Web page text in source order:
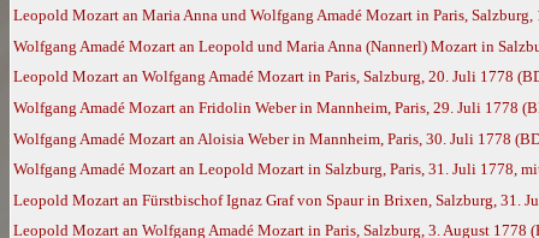
Leopold Mozart an Maria Anna und Wolfgang Amadé Mozart in Paris,
Wolfgang Amadé Mozart an Leopold und Maria Anna (Nannerl) Mozart in
Leopold Mozart an Wolfgang Amadé Mozart in Paris, Salzburg, 20. Juli 1778
Wolfgang Amadé Mozart an Fridolin Weber in Mannheim, Paris, 29. Juli 1778
Wolfgang Amadé Mozart an Aloisia Weber in Mannheim, Paris, 30. Juli 1778
Wolfgang Amadé Mozart an Leopold Mozart in Salzburg, Paris, 31. Juli 1778,
Leopold Mozart an Fürstbischof Ignaz Graf von Spaur in Brixen, Salzburg, 31.
Leopold Mozart an Wolfgang Amadé Mozart in Paris, Salzburg, 3. August 1778